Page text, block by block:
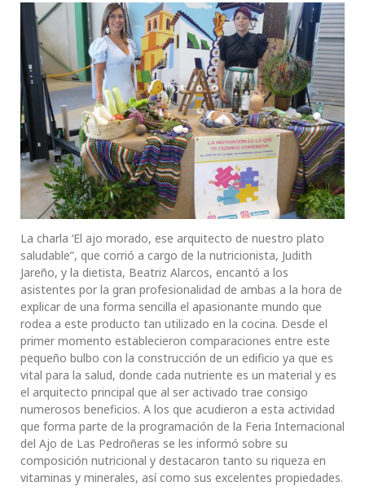
La charla ‘El ajo morado, ese arquitecto de nuestro plato
saludable”, que corrió a cargo de la nutricionista, Judith
Jareño, y la dietista, Beatriz Alarcos, encantó a los
asistentes por la gran profesionalidad de ambas a la hora de
explicar de una forma sencilla el apasionante mundo que
rodea a este producto tan utilizado en la cocina. Desde el
primer momento establecieron comparaciones entre este
pequeño bulbo con la construcción de un edificio ya que es
vital para la salud, donde cada nutriente es un material y es
el arquitecto principal que al ser activado trae consigo
numerosos beneficios. A los que acudieron a esta actividad
que forma parte de la programación de la Feria Internacional
del Ajo de Las Pedroñeras se les informó sobre su
composición nutricional y destacaron tanto su riqueza en
vitaminas y minerales, así como sus excelentes propiedades.